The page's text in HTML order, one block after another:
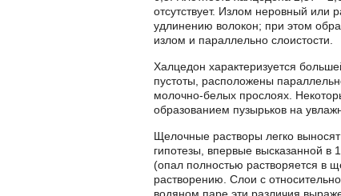
отсутствует. Излом неровный или
удлинению волокон; при этом
излом и параллельно слоистости.
Халцедон характеризуется
пустоты, расположены
молочно-белых прослоях.
образованием пузырьков на
Щелочные растворы легко
гипотезы, впервые высказанной в
(опал полностью растворяется в
растворению. Слои с